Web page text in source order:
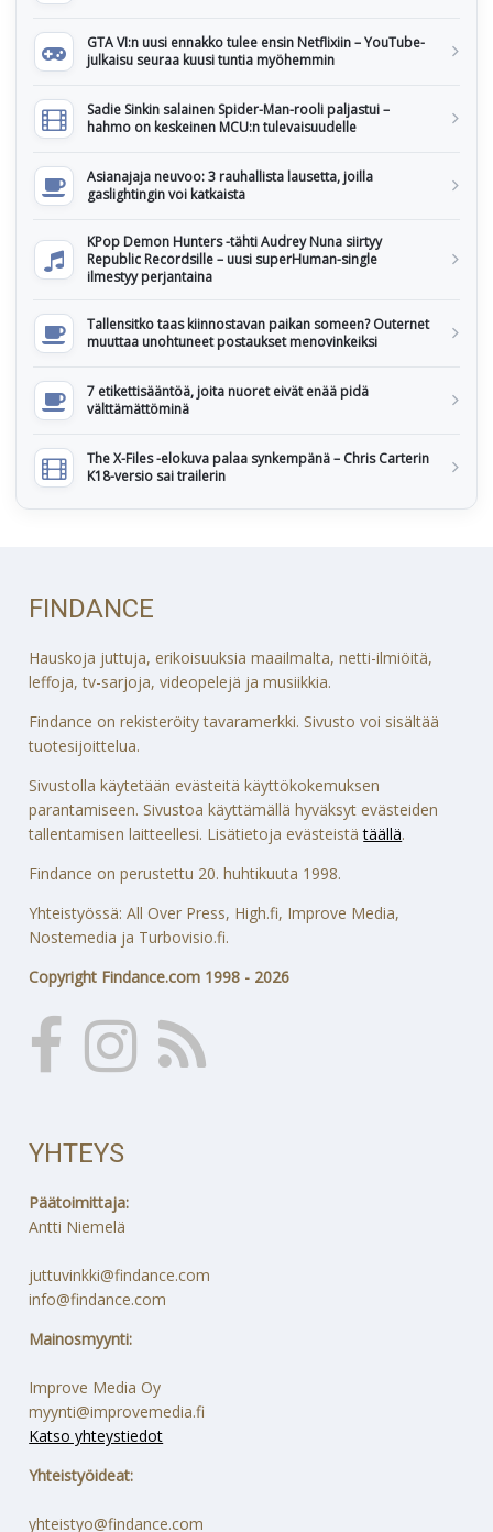
GTA VI:n uusi ennakko tulee ensin Netflixiin – YouTube-
julkaisu seuraa kuusi tuntia myöhemmin
Sadie Sinkin salainen Spider-Man-rooli paljastui –
hahmo on keskeinen MCU:n tulevaisuudelle
Asianajaja neuvoo: 3 rauhallista lausetta, joilla
gaslightingin voi katkaista
KPop Demon Hunters -tähti Audrey Nuna siirtyy
Republic Recordsille – uusi superHuman-single
ilmestyy perjantaina
Tallensitko taas kiinnostavan paikan someen? Outernet
muuttaa unohtuneet postaukset menovinkeiksi
7 etikettisääntöä, joita nuoret eivät enää pidä
välttämättöminä
The X-Files -elokuva palaa synkempänä – Chris Carterin
K18-versio sai trailerin
FINDANCE
Hauskoja juttuja, erikoisuuksia maailmalta, netti-ilmiöitä,
leffoja, tv-sarjoja, videopelejä ja musiikkia.
Findance on rekisteröity tavaramerkki. Sivusto voi sisältää
tuotesijoittelua.
Sivustolla käytetään evästeitä käyttökokemuksen
parantamiseen. Sivustoa käyttämällä hyväksyt evästeiden
tallentamisen laitteellesi. Lisätietoja evästeistätäällä.
Findance on perustettu 20. huhtikuuta 1998.
Yhteistyössä: All Over Press, High.fi, Improve Media,
Nostemedia ja Turbovisio.fi.
Copyright Findance.com 1998 - 2026
YHTEYS
Päätoimittaja:
Antti Niemelä
juttuvinkki@findance.com
info@findance.com
Mainosmyynti:
Improve Media Oy
myynti@improvemedia.fi
Katso yhteystiedot
Yhteistyöideat:
yhteistyo@findance.com